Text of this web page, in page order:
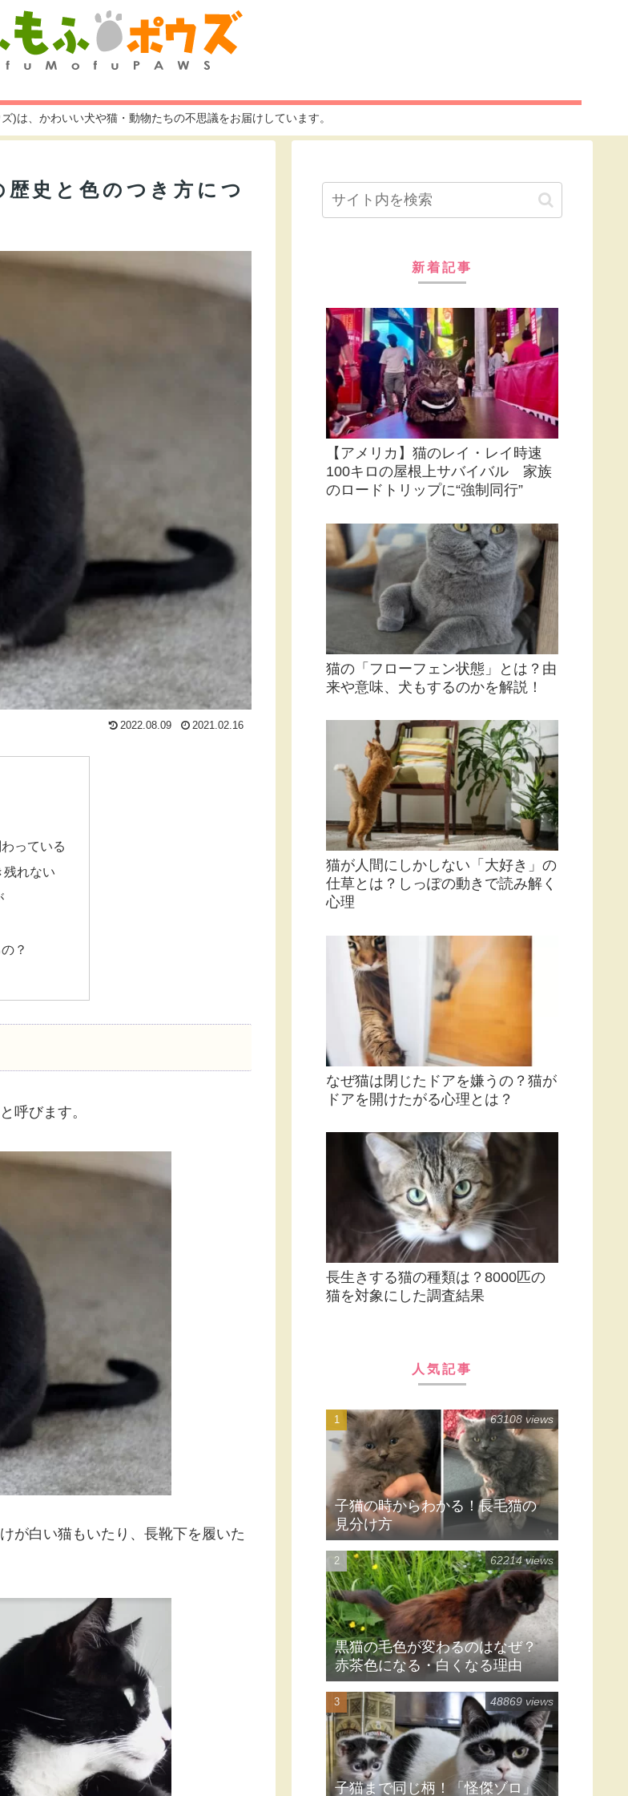
)は、かわいい犬や猫・動物たちの不思議をお届けしています。
史と色のつき方につ
2022.08.09 2021.02.16
残れない
？
呼びます。
が白い猫もいたり、長靴下を履いた
新着記事
【アメリカ】猫のレイ・レイ時速
100キロの屋根上サバイバル 家族
猫の「フローフェン状態」とは？由
来や意味、犬もするのかを解説！
猫が人間にしかしない「大好き」の
仕草とは？しっぽの動きで読み解く
なぜ猫は閉じたドアを嫌うの？猫が
長生きする猫の種類は？8000匹の
猫を対象にした調査結果
人気記事
子猫の時からわかる！長毛猫の
見分け方
63108 views
62214 views